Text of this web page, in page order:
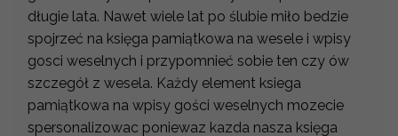
długie lata. Nawet wiele lat po ślubie miło bedzie
spojrzeć na księga pamiątkowa na wesele i wpisy
gosci weselnych i przypomnieć sobie ten czy ów
szczegół z wesela. Każdy element ksiega
pamiątkowa na wpisy gości weselnych mozecie
spersonalizowac poniewaz kazda nasza księga